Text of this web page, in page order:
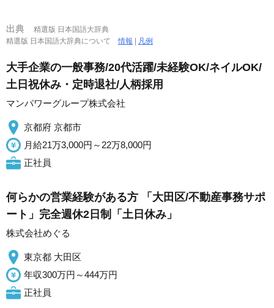
出典
精選版 日本国語大辞典
精選版 日本国語大辞典について情報 凡例
大手企業の一般事務/20代活躍/未経験OK/ネイルOK/
土日祝休み・定時退社/人柄採用
マンパワーグループ株式会社
京都府 京都市
月給21万3,000円～22万8,000円
正社員
何らかの営業経験がある方 「大田区/不動産事務サポ
ート」完全週休2日制「土日休み」
株式会社めぐる
東京都 大田区
年収300万円～444万円
正社員